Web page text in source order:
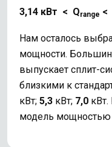
3,14 кВт < Qrange <
Нам осталось
мощности.
выпускает сплит-
близкими к
кВт; 5,3 кВт; 7,0
модель мощностью